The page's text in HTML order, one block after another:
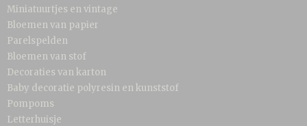
Miniatuurtjes en vintage
Bloemen van papier
Parelspelden
Bloemen van stof
Decoraties van karton
Baby decoratie polyresin en kunststof
Pompoms
Letterhuisje